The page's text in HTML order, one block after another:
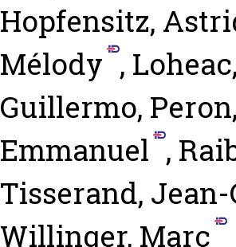
Hopfensitz,
Mélody ,
Guillermo,
Emmanuel ,
Tisserand,
Willinger, Marc